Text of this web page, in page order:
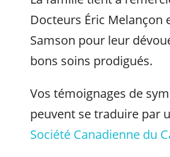
Docteurs Éric Melançon
Samson pour leur
bons soins prodigués.
Vos témoignages de
peuvent se traduire par
Société Canadienne du